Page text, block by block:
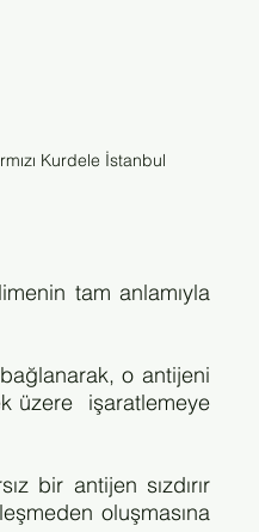
Kurdele İstanbul
tam anlamıyla
o antijeni
üzere  işaratlemeye
oluşmasına